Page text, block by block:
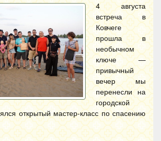
4 августа
встреча в
Ковчеге
прошла в
необычном
ключе —
привычный
вечер мы
перенесли на
городской
открытый мастер-класс по спасению